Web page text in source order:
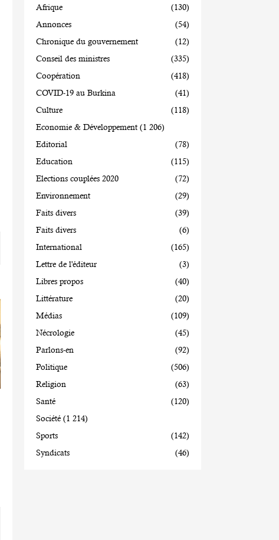
Afrique
(130)
Annonces
(54)
Chronique du gouvernement
(12)
Conseil des ministres
(335)
Coopération
(418)
COVID-19 au Burkina
(41)
Culture
(118)
Economie & Développement (1 206)
Editorial
(78)
Education
(115)
Elections couplées 2020
(72)
Environnement
(29)
Faits divers
(39)
Faits divers
(6)
International
(165)
Lettre de l'éditeur
(3)
Libres propos
(40)
Littérature
(20)
Médias
(109)
Nécrologie
(45)
Parlons-en
(92)
Politique
(506)
Religion
(63)
Santé
(120)
Société (1 214)
Sports
(142)
Syndicats
(46)